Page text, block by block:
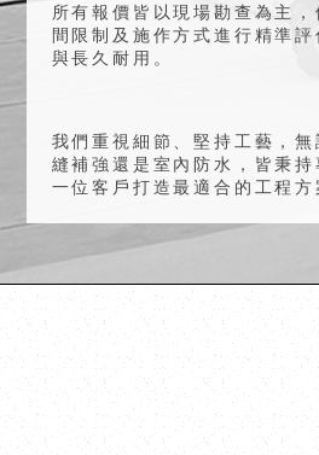
所有報價皆以現場勘查為主
間限制及施作方式進行精準
與長久耐用。
我們重視細節、堅持工藝，
縫補強還是室內防水，皆秉
一位客戶打造最適合的工程方